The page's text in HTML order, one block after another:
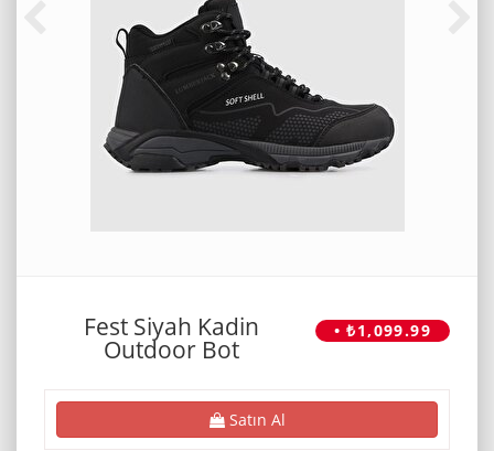
• ₺1,099.99
Fest Siyah Kadin
Outdoor Bot
Satın Al